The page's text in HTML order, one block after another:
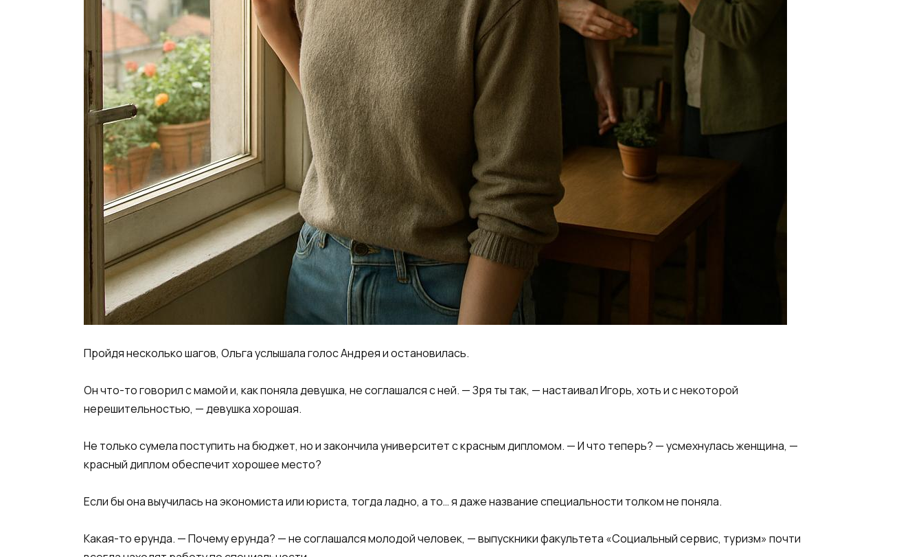
Пройдя несколько шагов, Ольга услышала голос Андрея и остановилась.
Он что-то говорил с мамой и, как поняла девушка, не соглашался с ней. — Зря ты так, — настаивал Игорь, хоть и с некоторой
нерешительностью, — девушка хорошая.
Не только сумела поступить на бюджет, но и закончила университет с красным дипломом. — И что теперь? — усмехнулась женщина, —
красный диплом обеспечит хорошее место?
Если бы она выучилась на экономиста или юриста, тогда ладно, а то… я даже название специальности толком не поняла.
Какая-то ерунда. — Почему ерунда? — не соглашался молодой человек, — выпускники факультета «Социальный сервис, туризм» почти